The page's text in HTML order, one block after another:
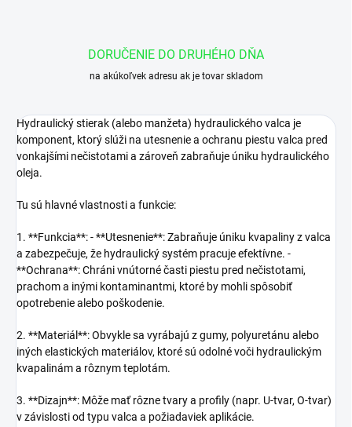
DORUČENIE DO DRUHÉHO DŇA
na akúkoľvek adresu ak je tovar skladom
Hydraulický stierak (alebo manžeta) hydraulického valca je
komponent, ktorý slúži na utesnenie a ochranu piestu valca pred
vonkajšími nečistotami a zároveň zabraňuje úniku hydraulického
oleja.
Tu sú hlavné vlastnosti a funkcie:
1. **Funkcia**: - **Utesnenie**: Zabraňuje úniku kvapaliny z valca
a zabezpečuje, že hydraulický systém pracuje efektívne. -
**Ochrana**: Chráni vnútorné časti piestu pred nečistotami,
prachom a inými kontaminantmi, ktoré by mohli spôsobiť
opotrebenie alebo poškodenie.
2. **Materiál**: Obvykle sa vyrábajú z gumy, polyuretánu alebo
iných elastických materiálov, ktoré sú odolné voči hydraulickým
kvapalinám a rôznym teplotám.
3. **Dizajn**: Môže mať rôzne tvary a profily (napr. U-tvar, O-tvar)
v závislosti od typu valca a požiadaviek aplikácie.